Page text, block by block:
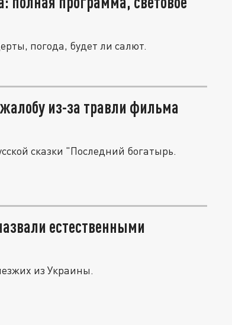
погода, будет ли салют.
из-за травли фильма
сказки "Последний богатырь.
естественными
из Украины.